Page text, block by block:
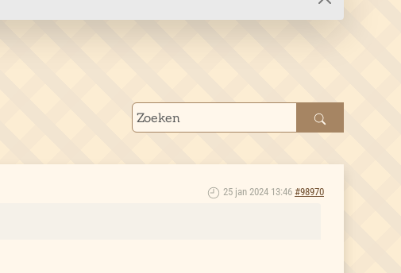
25 jan 2024 13:46 #98970